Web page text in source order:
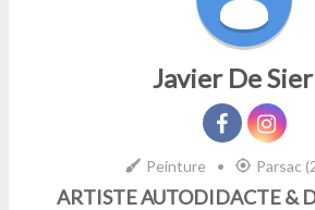
Javier De
Peinture • Parsac
ARTISTE AUTODIDACTE &